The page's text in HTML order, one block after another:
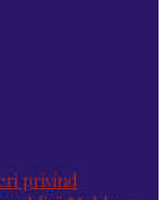
privind